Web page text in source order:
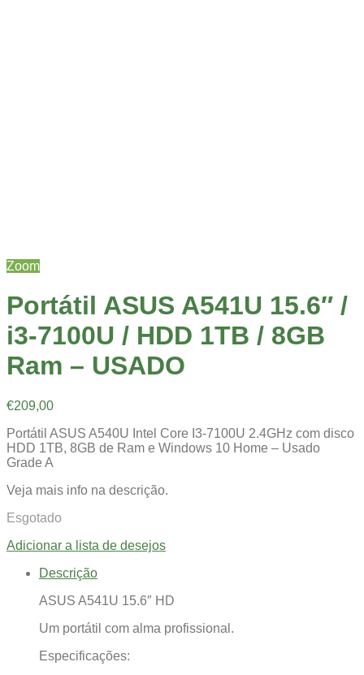
Zoom
Portátil ASUS A541U 15.6″ /
i3-7100U / HDD 1TB / 8GB
Ram – USADO
€209,00
Portátil ASUS A540U Intel Core I3-7100U 2.4GHz com disco
HDD 1TB, 8GB de Ram e Windows 10 Home – Usado
Grade A
Veja mais info na descrição.
Esgotado
Adicionar a lista de desejos
Descrição
ASUS A541U 15.6″ HD
Um portátil com alma profissional.
Especificações: